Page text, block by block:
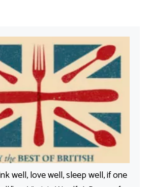
well, love well, sleep well, if one